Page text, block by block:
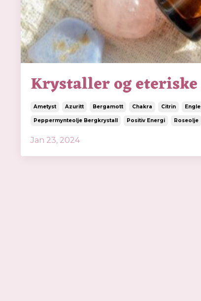
Krystaller og
Ametyst Azuritt Bergamott Chakra Citrin
Peppermynteolje Bergkrystall Positiv Energi Roseolje
Jan 23, 2024